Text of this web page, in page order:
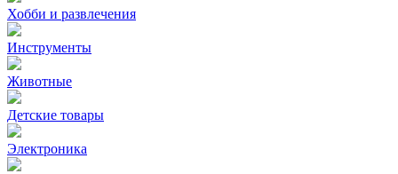
Хобби и развлечения
Инструменты
Животные
Детские товары
Электроника